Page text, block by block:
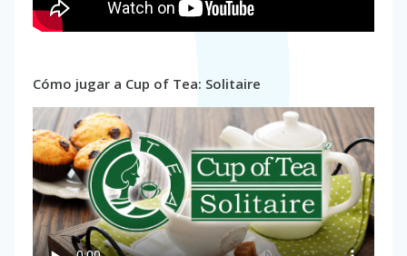
Cómo jugar a Cup of Tea: Solitaire